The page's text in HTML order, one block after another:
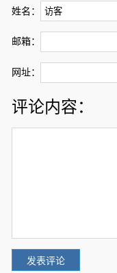
姓名：
邮箱：
网址：
评论内容：